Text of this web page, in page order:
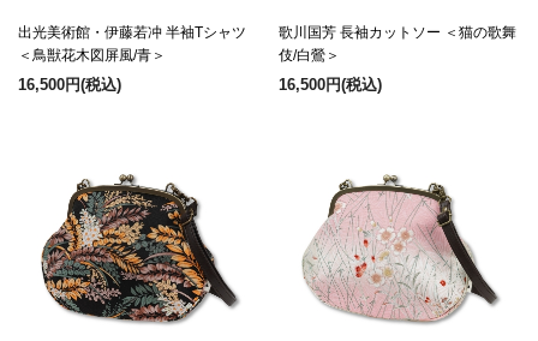
出光美術館・伊藤若冲 半袖Tシャツ
＜鳥獣花木図屏風/青＞
16,500円(税込)
歌川国芳 長袖カットソー ＜猫の歌舞
伎/白鶯＞
16,500円(税込)